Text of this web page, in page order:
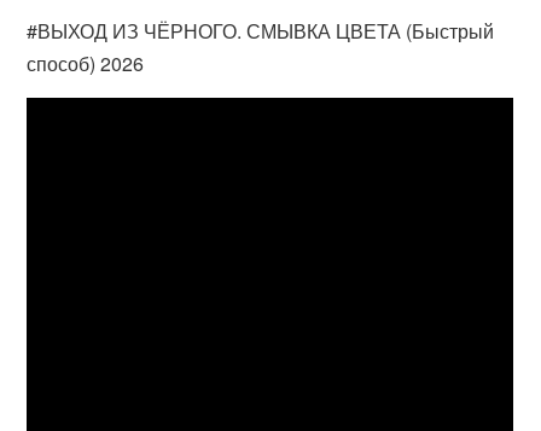
#ВЫХОД ИЗ ЧЁРНОГО. СМЫВКА ЦВЕТА (Быстрый
способ) 2026